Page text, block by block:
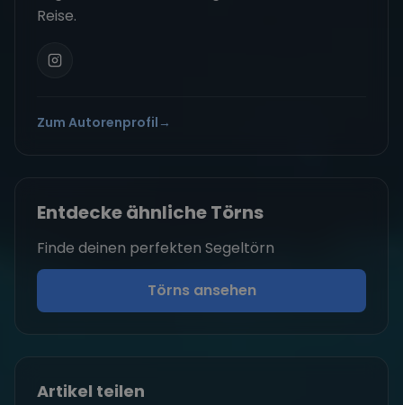
Reise.
Zum Autorenprofil →
Entdecke ähnliche Törns
Finde deinen perfekten Segeltörn
Törns ansehen
Artikel teilen